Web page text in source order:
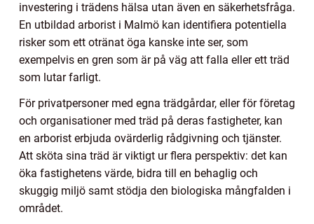
investering i trädens hälsa utan även en säkerhetsfråga.
En utbildad arborist i Malmö kan identifiera potentiella
risker som ett otränat öga kanske inte ser, som
exempelvis en gren som är på väg att falla eller ett träd
som lutar farligt.
För privatpersoner med egna trädgårdar, eller för företag
och organisationer med träd på deras fastigheter, kan
en arborist erbjuda ovärderlig rådgivning och tjänster.
Att sköta sina träd är viktigt ur flera perspektiv: det kan
öka fastighetens värde, bidra till en behaglig och
skuggig miljö samt stödja den biologiska mångfalden i
området.